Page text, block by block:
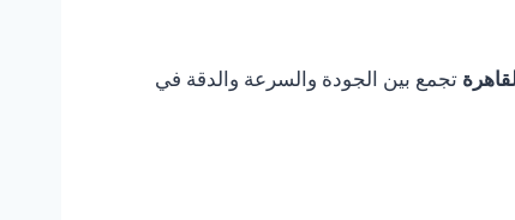
تجمع بين الجودة والسرعة والدقة في